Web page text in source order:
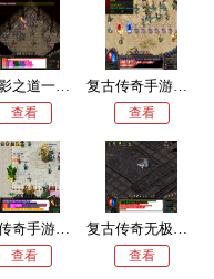
传奇影之道一层怎么走
查看
复古传奇手游信誉怎么验证
查看
热血传奇手游怎么快速升级战力值
查看
复古传奇无极真气怎样升级
查看